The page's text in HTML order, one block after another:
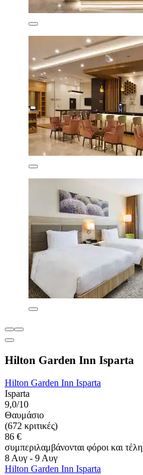
Hilton Garden Inn Isparta
Hilton Garden Inn Isparta
Isparta
9,0/10
Θαυμάσιο
(672 κριτικές)
86 €
συμπεριλαμβάνονται φόροι και τέλη
8 Αυγ - 9 Αυγ
Hilton Garden Inn Isparta